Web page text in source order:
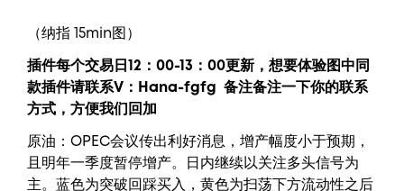
（纳指 15min图）
插件每个交易日12：00-13：00更新， 想要体验图中 同
款插件请联系V： Hana-fgfg 备注备注一下你的联系
方式，方便我们回加
原油：OPEC会议传出利好消息，增产幅度小于预期，
且明年一季度暂停增产。日内继续以关注多头信号为
主。蓝色为突破回踩买入，黄色为扫荡下方流动性之后